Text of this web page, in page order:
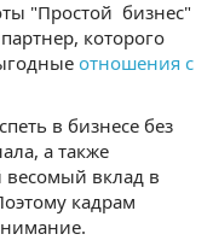
"Простой бизнес"
которого
отношения с
в бизнесе без
а также
весомый вклад в
кадрам